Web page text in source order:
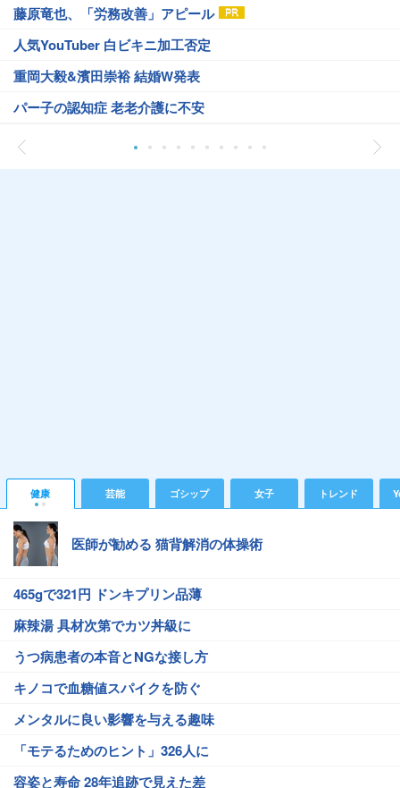
藤原竜也、「労務改善」アピール
人気YouTuber 白ビキニ加工否定
重岡大毅&濱田崇裕 結婚W発表
パー子の認知症 老老介護に不安
健康 芸能 ゴシップ 女子 トレンド
医師が勧める 猫背解消の体操術
465gで321円 ドンキプリン品薄
麻辣湯 具材次第でカツ丼級に
うつ病患者の本音とNGな接し方
キノコで血糖値スパイクを防ぐ
メンタルに良い影響を与える趣味
「モテるためのヒント」326人に
容姿と寿命 28年追跡で見えた差